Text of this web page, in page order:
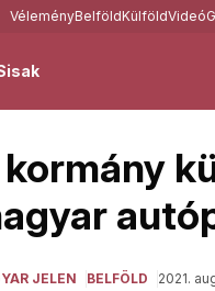
VéleményBelföldKülföldVideó
JELEN BELFÖLD 2021.